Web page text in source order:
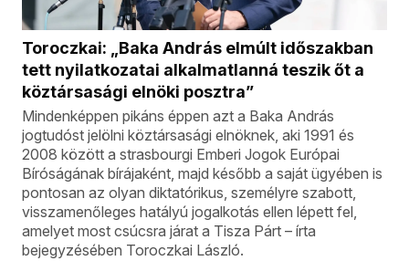
Toroczkai: „Baka András elmúlt időszakban
tett nyilatkozatai alkalmatlanná teszik őt a
köztársasági elnöki posztra”
Mindenképpen pikáns éppen azt a Baka András
jogtudóst jelölni köztársasági elnöknek, aki 1991 és
2008 között a strasbourgi Emberi Jogok Európai
Bíróságának bírájaként, majd később a saját ügyében is
pontosan az olyan diktatórikus, személyre szabott,
visszamenőleges hatályú jogalkotás ellen lépett fel,
amelyet most csúcsra járat a Tisza Párt – írta
bejegyzésében Toroczkai László.